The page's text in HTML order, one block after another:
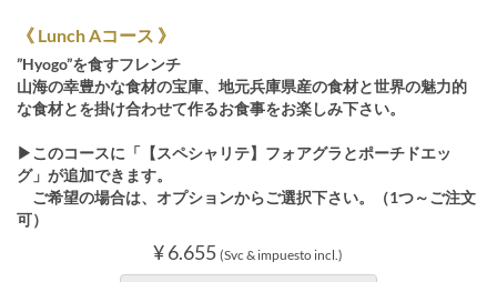
《 Lunch Aコース 》
”Hyogo”を食すフレンチ
山海の幸豊かな食材の宝庫、地元兵庫県産の食材と世界の魅力的
な食材とを掛け合わせて作るお食事をお楽しみ下さい。
▶このコースに「【スペシャリテ】フォアグラとポーチドエッ
グ」が追加できます。
ご希望の場合は、オプションからご選択下さい。（1つ～ご注文
可）
¥ 6.655 (Svc & impuesto incl.)